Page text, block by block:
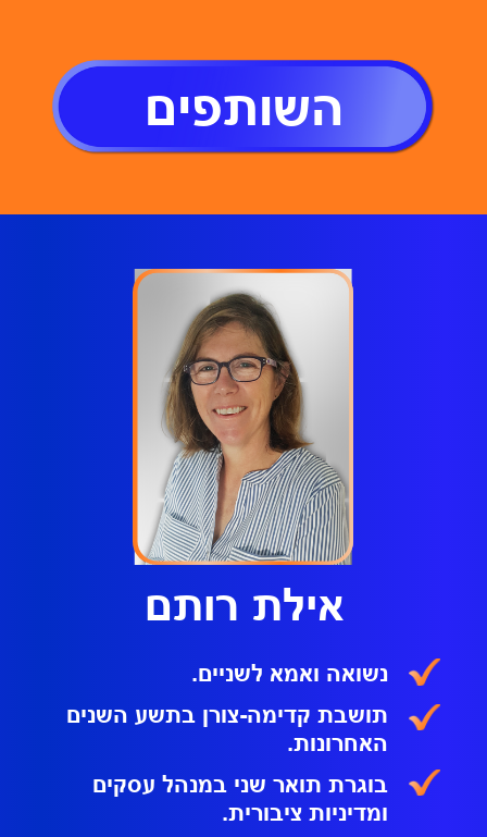
השותפים
אילת רותם
נשואה ואמא לשניים.
תושבת קדימה-צורן בתשע השנים
האחרונות.
בוגרת תואר שני במנהל עסקים
ומדיניות ציבורית.